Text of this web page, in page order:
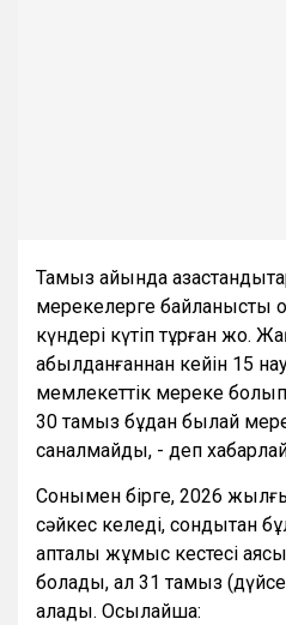
Тамыз айында
мерекелерге байланысты
күндері күтіп тұрған жоқ.
қабылданғаннан кейін 15
мемлекеттік мереке болып
30 тамыз бұдан былай
саналмайды, - деп
Сонымен бірге, 2026
сәйкес келеді, сондықтан
апталық жұмыс кестесі
болады, ал 31 тамыз
қалады. Осылайша: